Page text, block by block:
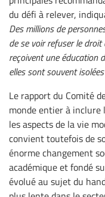
du défi à relever,
Des millions de
de se voir refuser le droit
reçoivent une éducation
elles sont souvent
Le rapport du Comité
monde entier à inclure
les aspects de la vie
convient toutefois de
énorme changement
académique et fondé
évolué au sujet du